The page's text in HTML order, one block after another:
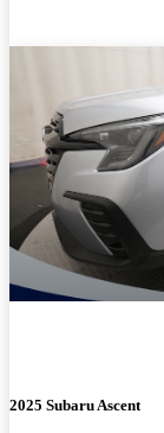
2025 Subaru Ascent